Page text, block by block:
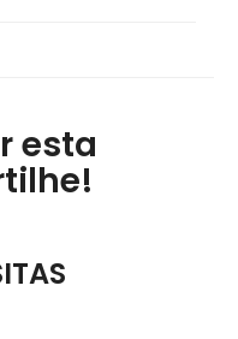
esta